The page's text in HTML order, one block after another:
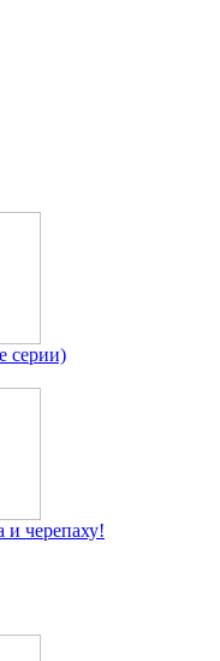
серии)
и черепаху!